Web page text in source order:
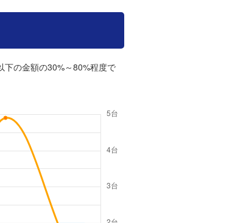
下の金額の30%～80%程度で